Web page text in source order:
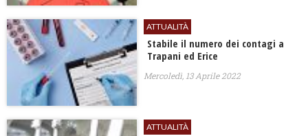
ATTUALITÀ
Stabile il numero dei contagi a
Trapani ed Erice
Mercoledì, 13 Aprile 2022
ATTUALITÀ